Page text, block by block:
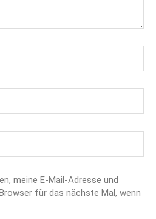
meine E-Mail-Adresse und
für das nächste Mal, wenn